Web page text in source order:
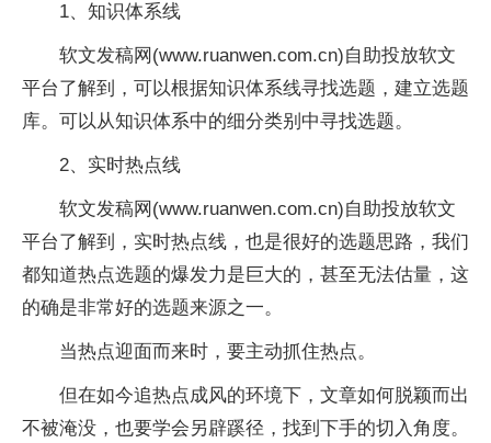
1、知识体系线
软文发稿网(www.ruanwen.com.cn)自助投放软文
平台了解到，可以根据知识体系线寻找选题，建立选题
库。可以从知识体系中的细分类别中寻找选题。
2、实时热点线
软文发稿网(www.ruanwen.com.cn)自助投放软文
平台了解到，实时热点线，也是很好的选题思路，我们
都知道热点选题的爆发力是巨大的，甚至无法估量，这
的确是非常好的选题来源之一。
当热点迎面而来时，要主动抓住热点。
但在如今追热点成风的环境下，文章如何脱颖而出
不被淹没，也要学会另辟蹊径，找到下手的切入角度。